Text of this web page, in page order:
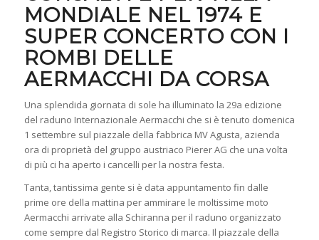
MONDIALE NEL 1974 E
SUPER CONCERTO CON I
ROMBI DELLE
AERMACCHI DA CORSA
Una splendida giornata di sole ha illuminato la 29a edizione
del raduno Internazionale Aermacchi che si è tenuto domenica
1 settembre sul piazzale della fabbrica MV Agusta, azienda
ora di proprietà del gruppo austriaco Pierer AG che una volta
di più ci ha aperto i cancelli per la nostra festa.
Tanta, tantissima gente si è data appuntamento fin dalle
prime ore della mattina per ammirare le moltissime moto
Aermacchi arrivate alla Schiranna per il raduno organizzato
come sempre dal Registro Storico di marca. Il piazzale della